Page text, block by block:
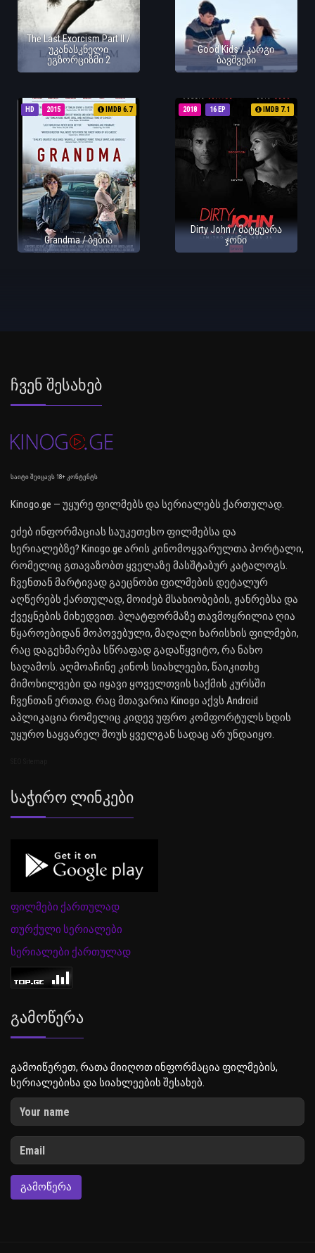
The Last Exorcism Part II /
უკანასკნელი
ეგზორციზმი 2
Good Kids / კარგი
ბავშვები
HD 2015 IMDB 6.7
Grandma / ბებია
16 EP
2018 IMDB 7.1
Dirty John / მატყუარა
ჯონი
Ჩვენ Შესახებ
საიტი შეიცავს 18+ კონტენტს
Kinogo.ge — უყურე ფილმებს და სერიალებს ქართულად.
ეძებ ინფორმაციას საუკეთესო ფილმებსა და
სერიალებზე? Kinogo.ge არის კინომოყვარულთა პორტალი,
რომელიც გთავაზობთ ყველაზე მასშტაბურ კატალოგს.
ჩვენთან მარტივად გაეცნობი ფილმების დეტალურ
აღწერებს ქართულად, მოიძებ მსახიობების, ჟანრებსა და
ქვეყნების მიხედვით. პლატფორმაზე თავმოყრილია ღია
წყაროებიდან მოპოვებული, მაღალი ხარისხის ფილმები,
რაც დაგეხმარება სწრაფად გადაწყვიტო, რა ნახო
საღამოს. აღმოაჩინე კინოს სიახლეები, წაიკითხე
მიმოხილვები და იყავი ყოველთვის საქმის კურსში
ჩვენთან ერთად. რაც მთავარია Kinogo აქვს Android
აპლიკაცია რომელიც კიდევ უფრო კომფორტულს ხდის
უყურო საყვარელ შოუს ყველგან სადაც არ უნდაიყო.
Საჭირო Ლინკები
ფილმები ქართულად
თურქული სერიალები
სერიალები ქართულად
Გამოწერა
გამოიწერეთ, რათა მიიღოთ ინფორმაცია ფილმების,
სერიალებისა და სიახლეების შესახებ.
ᲒᲐᲛᲝᲬᲔᲠᲐ